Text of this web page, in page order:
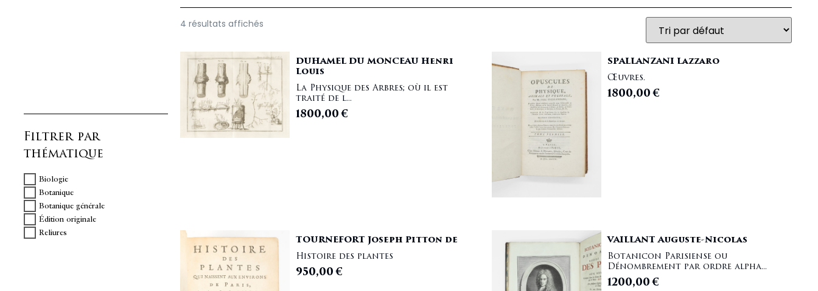
Filtrer par
thématique
Biologie
Botanique
Botanique générale
Édition originale
Reliures
4 résultats affichés
DUHAMEL DU MONCEAU Henri
Louis
La Physique des Arbres; où il est
traité de l...
1800,00€
SPALLANZANI Lazzaro
Œuvres.
1800,00€
TOURNEFORT Joseph Pitton de
Histoire des plantes
950,00€
VAILLANT Auguste-Nicolas
Botanicon Parisiense ou
Dénombrement par ordre alpha...
1200,00€